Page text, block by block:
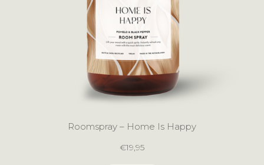
Roomspray – Home Is Happy
€19,95